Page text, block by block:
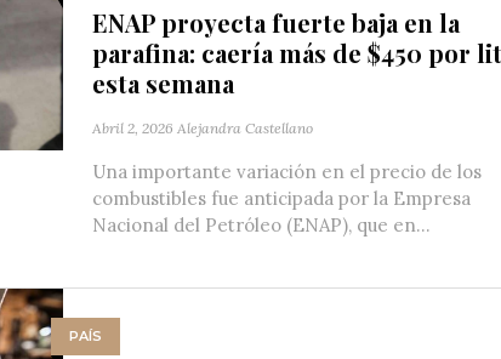
ENAP proyecta fuerte baja en la
parafina: caería más de $450 por
esta semana
Abril 2, 2026 Alejandra Castellano
Una importante variación en el precio de los
combustibles fue anticipada por la Empresa
Nacional del Petróleo (ENAP), que en...
PAÍS